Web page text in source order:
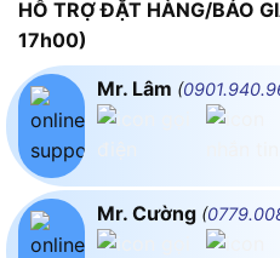
HỖ TRỢ ĐẶT HÀNG/BÁO
17h00)
Mr. Lâm (
Mr. Cường (